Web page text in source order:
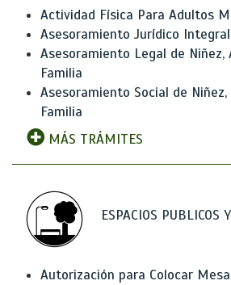
Actividad Física Para Adultos
Asesoramiento Jurídico
Asesoramiento Legal de Niñez,
Familia
Asesoramiento Social de
Familia
MÁS TRÁMITES
ESPACIOS PUBLICOS
Autorización para Colocar